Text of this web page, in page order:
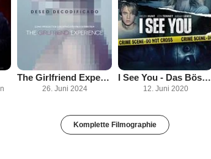
The Girlfriend Experience
26. Juni 2024
I See You - Das Böse ist näher als du denkst
12. Juni 2020
Komplette Filmographie